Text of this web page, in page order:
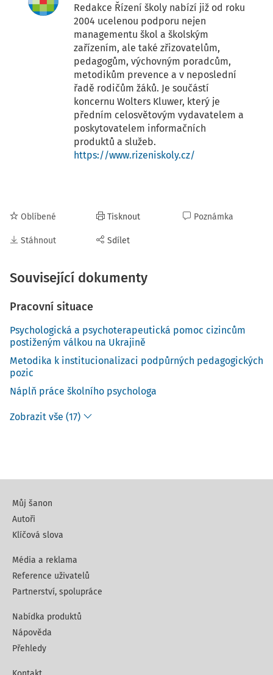
Redakce Řízení školy nabízí již od roku
2004 ucelenou podporu nejen
managementu škol a školským
zařízením, ale také zřizovatelům,
pedagogům, výchovným poradcům,
metodikům prevence a v neposlední
řadě rodičům žáků. Je součástí
koncernu Wolters Kluwer, který je
předním celosvětovým vydavatelem a
poskytovatelem informačních
produktů a služeb.
https://www.rizeniskoly.cz/
Oblíbené
Stáhnout
Tisknout
Sdílet
Poznámka
Související dokumenty
Pracovní situace
Psychologická a psychoterapeutická pomoc cizincům
postiženým válkou na Ukrajině
Metodika k institucionalizaci podpůrných pedagogických
pozic
Náplň práce školního psychologa
Zobrazit vše (17)
Můj šanon
Autoři
Klíčová slova
Média a reklama
Reference uživatelů
Partnerství, spolupráce
Nabídka produktů
Nápověda
Přehledy